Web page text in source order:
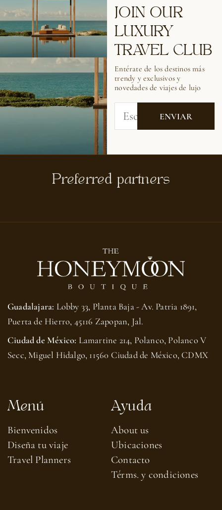
JOIN OUR
LUXURY
TRAVEL CLUB
Entérate de los destinos más
trendy y exclusivos y
novedades de viajes de lujo
Preferred partners
Guadalajara: Lobby 33, Planta Baja - Av. Patria 1891,
Puerta de Hierro, 45116 Zapopan, Jal.
Ciudad de México: Lamartine 214, Polanco, Polanco V
Secc, Miguel Hidalgo, 11560 Ciudad de México, CDMX
Menú
Bienvenidos
Diseña tu viaje
Travel Planners
Ayuda
About us​
Ubicaciones
Contacto
Térms. y condiciones